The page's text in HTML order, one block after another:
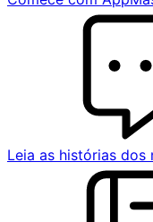
Leia as histórias dos